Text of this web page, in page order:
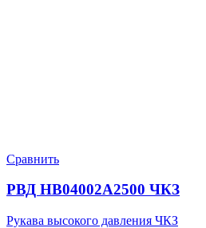
Сравнить
РВД HB04002A2500 ЧКЗ
Рукава высокого давления ЧКЗ